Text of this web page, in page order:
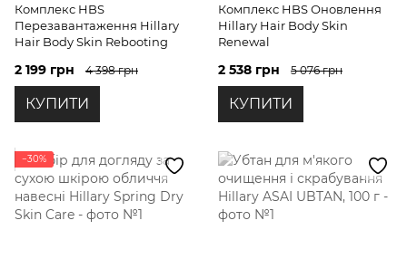
Комплекс HBS
Перезавантаження Hillary
Hair Body Skin Rebooting
2 199 грн 4 398 грн
КУПИТИ
Комплекс HBS Оновлення
Hillary Hair Body Skin
Renewal
2 538 грн 5 076 грн
КУПИТИ
−30%